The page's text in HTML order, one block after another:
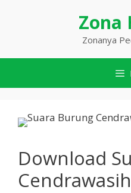
Zona
Zonanya
Download